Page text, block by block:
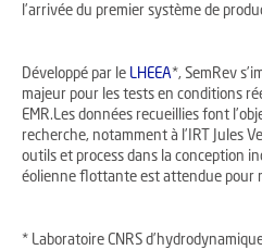
l’arrivée du premier système de
Développé par le LHEEA*, SemRev
majeur pour les tests en conditions
EMR.Les données recueillies font
recherche, notamment à l’IRT Jules
outils et process dans la conception
éolienne flottante est attendue pour
* Laboratoire CNRS